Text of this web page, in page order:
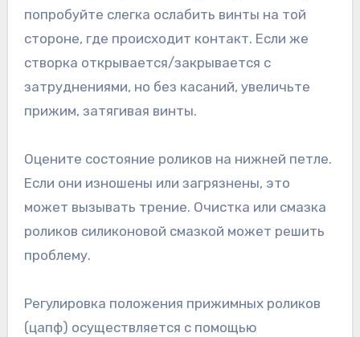
попробуйте слегка ослабить винты на той
стороне, где происходит контакт. Если же
створка открывается/закрывается с
затруднениями, но без касаний, увеличьте
прижим, затягивая винты.
Оцените состояние роликов на нижней петле.
Если они изношены или загрязнены, это
может вызывать трение. Очистка или смазка
роликов силиконовой смазкой может решить
проблему.
Регулировка положения прижимных роликов
(цапф) осуществляется с помощью